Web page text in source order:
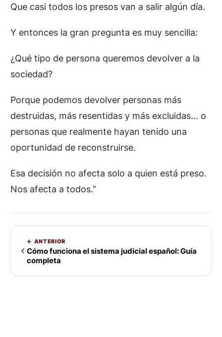
Que casi todos los presos van a salir algún día.
Y entonces la gran pregunta es muy sencilla:
¿Qué tipo de persona queremos devolver a la
sociedad?
Porque podemos devolver personas más
destruidas, más resentidas y más excluidas… o
personas que realmente hayan tenido una
oportunidad de reconstruirse.
Esa decisión no afecta solo a quien está preso.
Nos afecta a todos.”
← ANTERIOR
Cómo funciona el sistema judicial español: Guía
completa